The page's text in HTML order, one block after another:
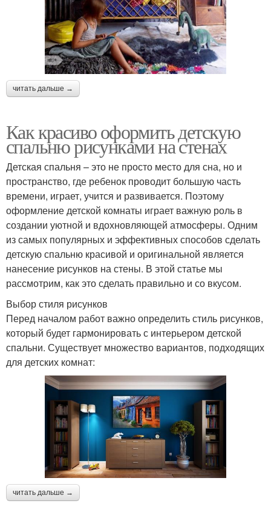
читать дальше →
Как красиво оформить детскую
спальню рисунками на стенах
Детская спальня – это не просто место для сна, но и
пространство, где ребенок проводит большую часть
времени, играет, учится и развивается. Поэтому
оформление детской комнаты играет важную роль в
создании уютной и вдохновляющей атмосферы. Одним
из самых популярных и эффективных способов сделать
детскую спальню красивой и оригинальной является
нанесение рисунков на стены. В этой статье мы
рассмотрим, как это сделать правильно и со вкусом.
Выбор стиля рисунков
Перед началом работ важно определить стиль рисунков,
который будет гармонировать с интерьером детской
спальни. Существует множество вариантов, подходящих
для детских комнат:
читать дальше →